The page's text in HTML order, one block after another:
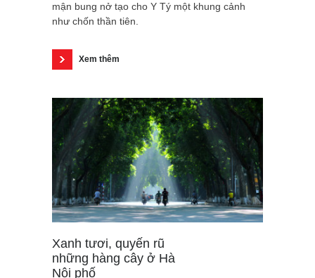
mận bung nở tạo cho Y Tý một khung cảnh
như chốn thần tiên.
Xem thêm
Xanh tươi, quyến rũ
những hàng cây ở Hà
Nội phố